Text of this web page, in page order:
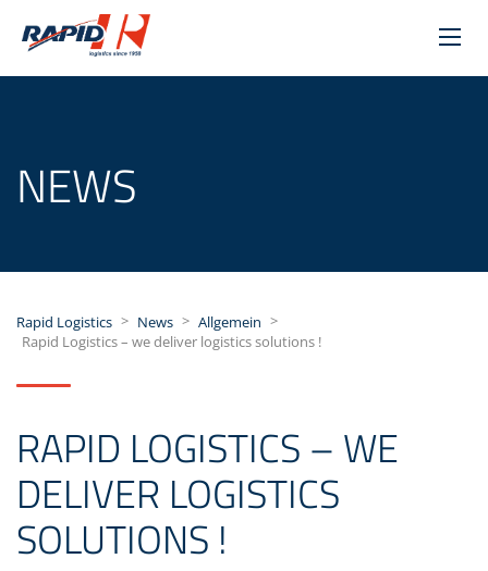
NEWS
Rapid Logistics > News > Allgemein >
Rapid Logistics – we deliver logistics solutions !
RAPID LOGISTICS – WE
DELIVER LOGISTICS
SOLUTIONS !